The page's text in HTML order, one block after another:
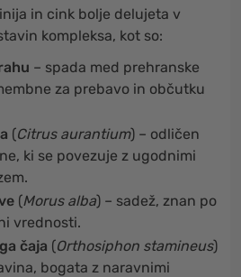
in cink bolje delujeta v
kompleksa, kot so:
– spada med prehranske
za prebavo in občutku
(Citrus aurantium) – odličen
ki se povezuje z ugodnimi
(Morus alba) – sadež, znan po
vrednosti.
čaja (Orthosiphon stamineus)
bogata z naravnimi